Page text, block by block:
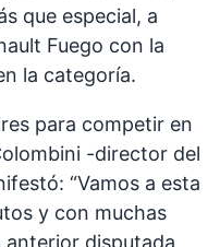
que especial, a
Fuego con la
la categoría.
para competir en
-director del
“Vamos a esta
y con muchas